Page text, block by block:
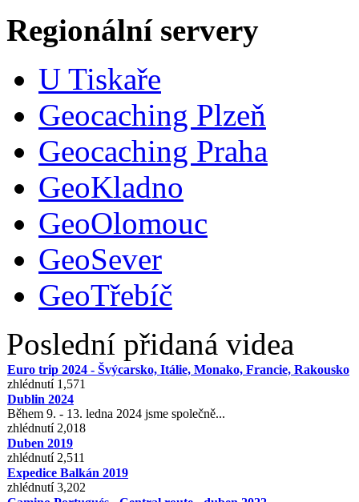
Regionální servery
U Tiskaře
Geocaching Plzeň
Geocaching Praha
GeoKladno
GeoOlomouc
GeoSever
GeoTřebíč
Poslední přidaná videa
Euro trip 2024 - Švýcarsko, Itálie, Monako, Francie, Rakousko
zhlédnutí 1,571
Dublin 2024
Během 9. - 13. ledna 2024 jsme společně...
zhlédnutí 2,018
Duben 2019
zhlédnutí 2,511
Expedice Balkán 2019
zhlédnutí 3,202